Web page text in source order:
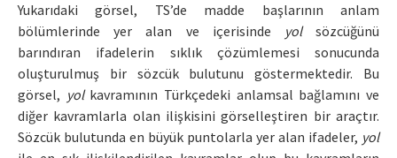
Yukarıdaki görsel, TS’de madde başlarının anlam
bölümlerinde yer alan ve içerisinde
yolsözcüğünü
barındıran ifadelerin sıklık çözümlemesi sonucunda
oluşturulmuş bir sözcük bulutunu göstermektedir. Bu
görsel, yolkavramının Türkçedeki anlamsal bağlamını ve
diğer kavramlarla olan ilişkisini görselleştiren bir araçtır.
Sözcük bulutunda en büyük puntolarla yer alan ifadeler, yol